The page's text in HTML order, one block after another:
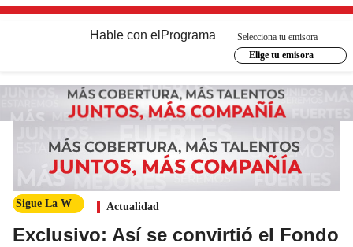
Hable con el Programa
Selecciona tu emisora
Elige tu emisora
Sigue La W Actualidad
Exclusivo: Así se convirtió el Fondo